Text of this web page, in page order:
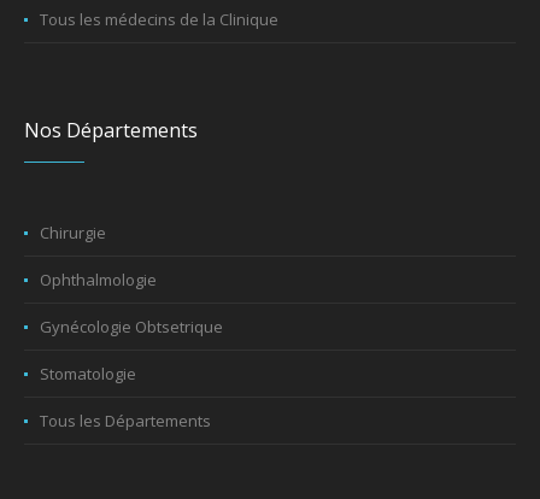
Tous les médecins de la Clinique
Nos Départements
Chirurgie
Ophthalmologie
Gynécologie Obtsetrique
Stomatologie
Tous les Départements